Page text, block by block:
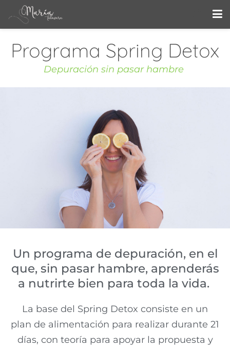
Programa Spring Detox
Depuración sin pasar hambre
Un programa de depuración, en el
que, sin pasar hambre, aprenderás
a nutrirte bien para toda la vida.
La base del Spring Detox consiste en un
plan de alimentación para realizar durante 21
días, con teoría para apoyar la propuesta y